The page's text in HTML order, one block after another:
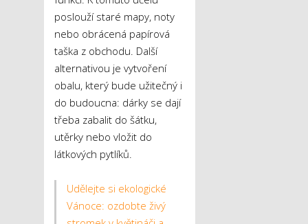
poslouží staré mapy, noty
nebo obrácená papírová
taška z obchodu. Další
alternativou je vytvoření
obalu, který bude užitečný i
do budoucna: dárky se dají
třeba zabalit do šátku,
utěrky nebo vložit do
látkových pytlíků.
Udělejte si ekologické
Vánoce: ozdobte živý